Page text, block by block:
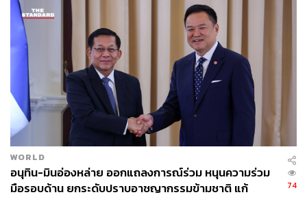
WORLD
อนุทิน-มินอ่องหล่าย ออกแถลงการณ์ร่วม หนุนความร่วม
มือรอบด้าน ยกระดับปราบอาชญากรรมข้ามชาติ แก้
74